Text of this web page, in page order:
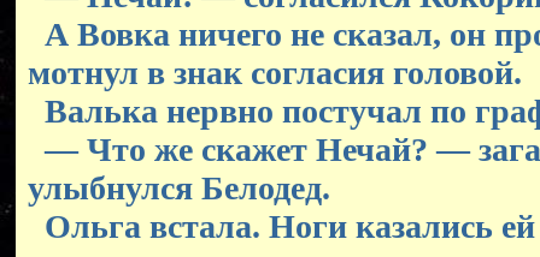
А Вовка ничего не сказал, он
мотнул в знак согласия головой.
Валька нервно постучал по
— Что же скажет Нечай? —
улыбнулся Белодед.
Ольга встала. Ноги казались